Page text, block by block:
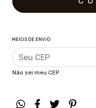
MEIOS DE ENVIO
Não sei meu CEP